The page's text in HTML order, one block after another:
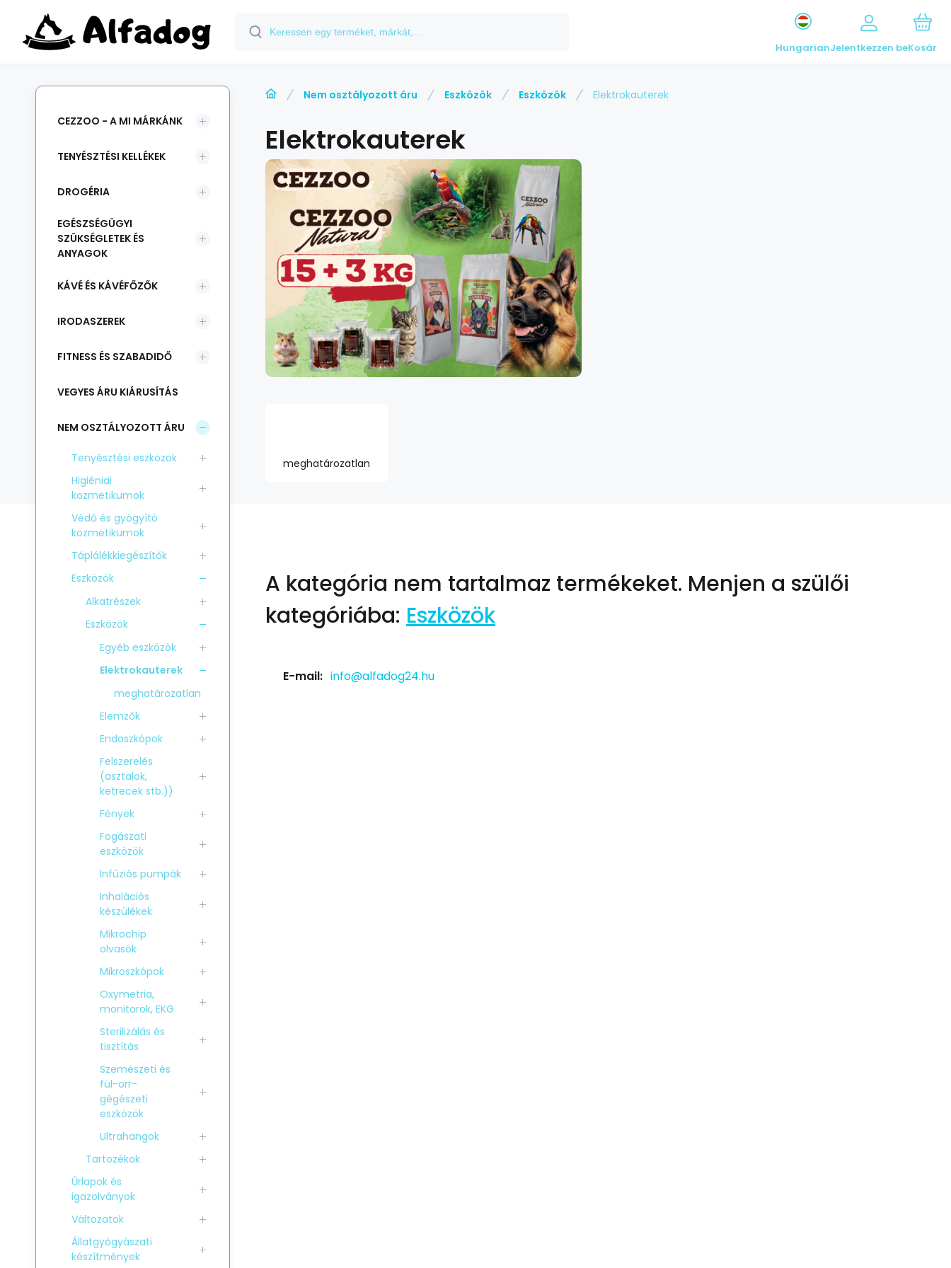
HungarianJelentkezzen beKosár
Nem osztályozott áru Eszközök Eszközök Elektrokauterek
Elektrokauterek
meghatározatlan
A kategória nem tartalmaz termékeket. Menjen a szülői
kategóriába: Eszközök
E-mail: info@alfadog24.hu
CEZZOO - A MI MÁRKÁNK
TENYÉSZTÉSI KELLÉKEK
DROGÉRIA
EGÉSZSÉGÜGYI
SZÜKSÉGLETEK ÉS
ANYAGOK
KÁVÉ ÉS KÁVÉFŐZŐK
IRODASZEREK
FITNESS ÉS SZABADIDŐ
VEGYES ÁRU KIÁRUSÍTÁS
NEM OSZTÁLYOZOTT ÁRU
Tenyésztési eszközök
Higiéniai
kozmetikumok
Védő és gyógyító
kozmetikumok
Táplálékkiegészítők
Eszközök
Alkatrészek
Eszközök
Egyéb eszközök
Elektrokauterek
meghatározatlan
Elemzők
Endoszkópok
Felszerelés
(asztalok,
ketrecek stb.))
Fények
Fogászati
eszközök
Infúziós pumpák
Inhalációs
készülékek
Mikrochip
olvasók
Mikroszkópok
Oxymetria,
monitorok, EKG
Sterilizálás és
tisztítás
Szemészeti és
fül-orr-
gégészeti
eszközök
Ultrahangok
Tartozékok
Űrlapok és
igazolványok
Változatok
Állatgyógyászati
készítmények